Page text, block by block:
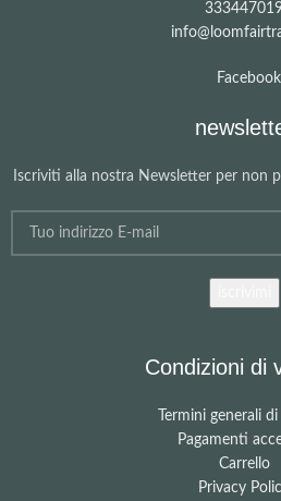
Facebook
Iscriviti alla nostra Newsletter per non
Condizioni di
Termini generali
Pagamenti
Carrello
Privacy